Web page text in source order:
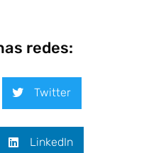
redes:
Twitter
LinkedIn